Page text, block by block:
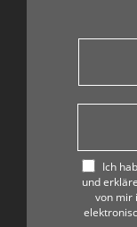
Ich
und
von mir